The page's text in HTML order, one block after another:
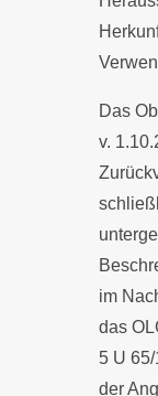
Das
v.
im
das
5 U
der